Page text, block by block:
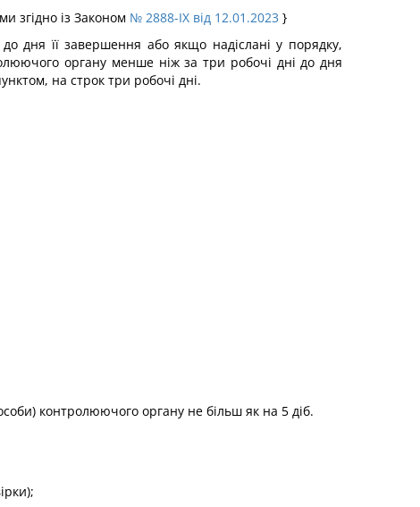
згідно із Законом № 2888-IX від 12.01.2023 }
дня її завершення або якщо надіслані у порядку,
органу менше ніж за три робочі дні до дня
на строк три робочі дні.
контролюючого органу не більш як на 5 діб.